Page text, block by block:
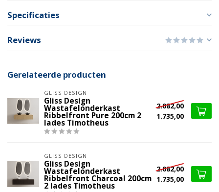
Specificaties
Reviews
Gerelateerde producten
GLISS DESIGN
Gliss Design
Wastafelonderkast
Ribbelfront Pure 200cm 2
lades Timotheus
2.082,00
1.735,00
GLISS DESIGN
Gliss Design
Wastafelonderkast
Ribbelfront Charcoal 200cm
2 lades Timotheus
2.082,00
1.735,00